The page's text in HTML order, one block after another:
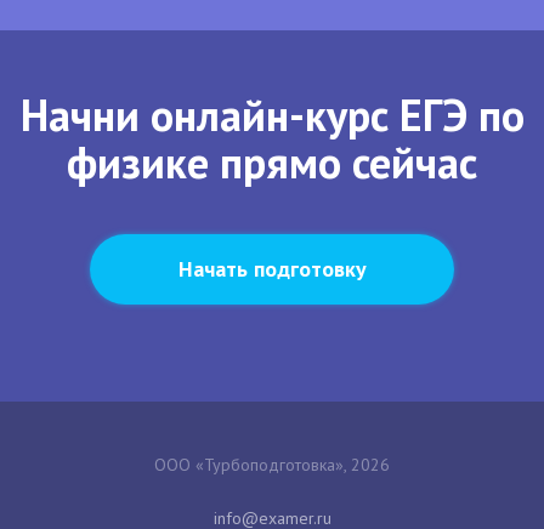
Начни онлайн-курс ЕГЭ по
физике прямо сейчас
Начать подготовку
ООО «Турбоподготовка», 2026